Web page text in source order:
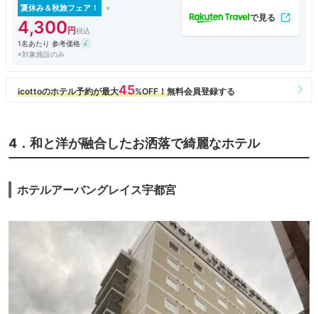
夏休み＆秋旅フェア！
4,300
1名あたり 参考価格
※対象施設のみ
4．和と洋が融合したお洒落で綺麗なホテル
ホテルアーバングレイス宇都宮